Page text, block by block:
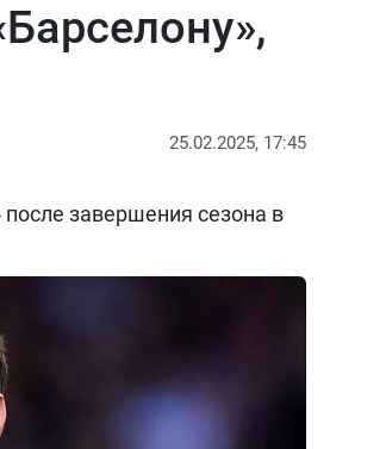
25.02.2025, 17:45
завершения сезона в